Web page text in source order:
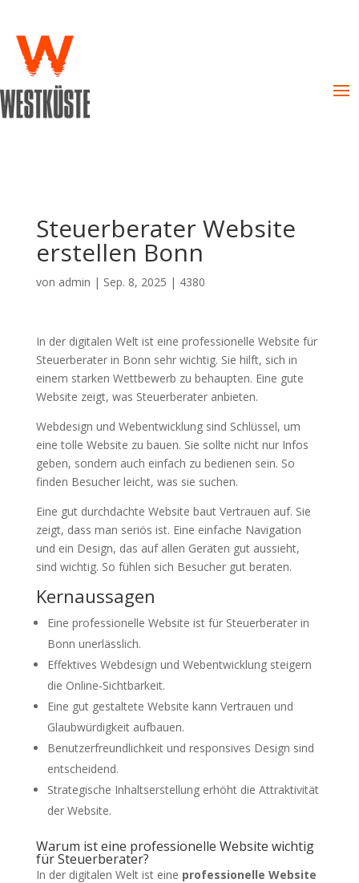
Steuerberater Website
erstellen Bonn
von admin | Sep. 8, 2025 | 4380
In der digitalen Welt ist eine professionelle Website für
Steuerberater in Bonn sehr wichtig. Sie hilft, sich in
einem starken Wettbewerb zu behaupten. Eine gute
Website zeigt, was Steuerberater anbieten.
Webdesign und Webentwicklung sind Schlüssel, um
eine tolle Website zu bauen. Sie sollte nicht nur Infos
geben, sondern auch einfach zu bedienen sein. So
finden Besucher leicht, was sie suchen.
Eine gut durchdachte Website baut Vertrauen auf. Sie
zeigt, dass man seriös ist. Eine einfache Navigation
und ein Design, das auf allen Geräten gut aussieht,
sind wichtig. So fühlen sich Besucher gut beraten.
Kernaussagen
Eine professionelle Website ist für Steuerberater in
Bonn unerlässlich.
Effektives Webdesign und Webentwicklung steigern
die Online-Sichtbarkeit.
Eine gut gestaltete Website kann Vertrauen und
Glaubwürdigkeit aufbauen.
Benutzerfreundlichkeit und responsives Design sind
entscheidend.
Strategische Inhaltserstellung erhöht die Attraktivität
der Website.
Warum ist eine professionelle Website wichtig
für Steuerberater?
In der digitalen Welt ist eine professionelle Website